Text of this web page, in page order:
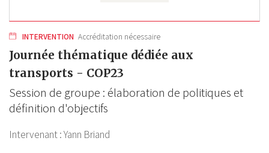
INTERVENTION Accréditation nécessaire
Journée thématique dédiée aux
transports - COP23
Session de groupe : élaboration de politiques et
définition d'objectifs
Intervenant :Yann Briand